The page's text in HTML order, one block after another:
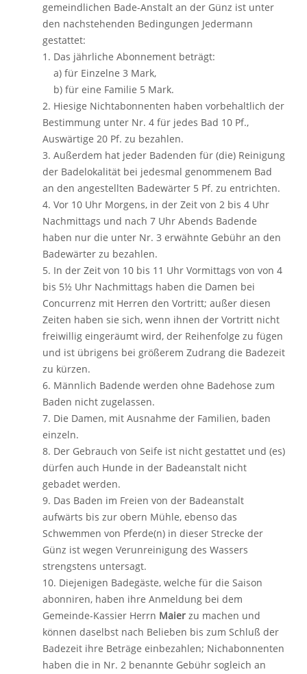
gemeindlichen Bade-Anstalt an der Günz ist unter
den nachstehenden Bedingungen Jedermann
gestattet:
1. Das jährliche Abonnement beträgt:
a) für Einzelne 3 Mark,
b) für eine Familie 5 Mark.
2. Hiesige Nichtabonnenten haben vorbehaltlich der
Bestimmung unter Nr. 4 für jedes Bad 10 Pf.,
Auswärtige 20 Pf. zu bezahlen.
3. Außerdem hat jeder Badenden für (die) Reinigung
der Badelokalität bei jedesmal genommenem Bad
an den angestellten Badewärter 5 Pf. zu entrichten.
4. Vor 10 Uhr Morgens, in der Zeit von 2 bis 4 Uhr
Nachmittags und nach 7 Uhr Abends Badende
haben nur die unter Nr. 3 erwähnte Gebühr an den
Badewärter zu bezahlen.
5. In der Zeit von 10 bis 11 Uhr Vormittags von von 4
bis 5½ Uhr Nachmittags haben die Damen bei
Concurrenz mit Herren den Vortritt; außer diesen
Zeiten haben sie sich, wenn ihnen der Vortritt nicht
freiwillig eingeräumt wird, der Reihenfolge zu fügen
und ist übrigens bei größerem Zudrang die Badezeit
zu kürzen.
6. Männlich Badende werden ohne Badehose zum
Baden nicht zugelassen.
7. Die Damen, mit Ausnahme der Familien, baden
einzeln.
8. Der Gebrauch von Seife ist nicht gestattet und (es)
dürfen auch Hunde in der Badeanstalt nicht
gebadet werden.
9. Das Baden im Freien von der Badeanstalt
aufwärts bis zur obern Mühle, ebenso das
Schwemmen von Pferde(n) in dieser Strecke der
Günz ist wegen Verunreinigung des Wassers
strengstens untersagt.
10. Diejenigen Badegäste, welche für die Saison
abonniren, haben ihre Anmeldung bei dem
Gemeinde-Kassier Herrn Maier zu machen und
können daselbst nach Belieben bis zum Schluß der
Badezeit ihre Beträge einbezahlen; Nichabonnenten
haben die in Nr. 2 benannte Gebühr sogleich an